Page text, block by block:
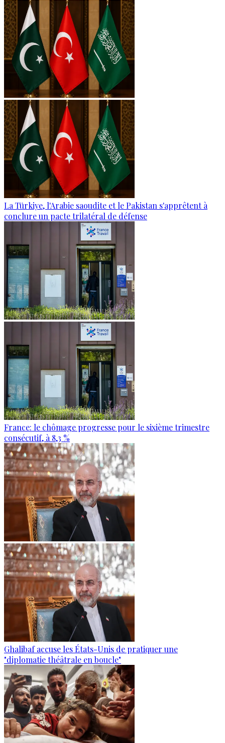
La Türkiye, l'Arabie saoudite et le Pakistan s'apprêtent à
conclure un pacte trilatéral de défense
France: le chômage progresse pour le sixième trimestre
consécutif, à 8,3 %
Ghalibaf accuse les États-Unis de pratiquer une
"diplomatie théâtrale en boucle"